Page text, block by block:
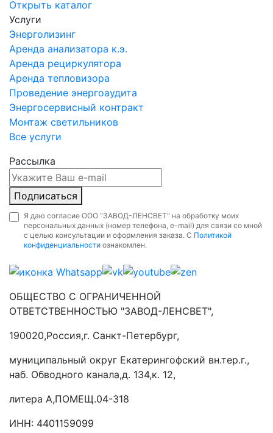
Открыть каталог
Услуги
Энерголизинг
Аренда анализатора к.э.
Аренда рециркулятора
Аренда тепловизора
Проведение энергоаудита
Энергосервисный контракт
Монтаж светильников
Все услуги
Рассылка
Подписаться
Я даю согласие ООО "ЗАВОД-ЛЕНСВЕТ" на обработку моих
персональных данных (номер телефона, e-mail) для связи со мной
с целью консультации и оформления заказа. С Политикой
конфиденциальности ознакомлен.
ОБЩЕСТВО С ОГРАНИЧЕННОЙ
ОТВЕТСТВЕННОСТЬЮ "ЗАВОД-ЛЕНСВЕТ",
190020,Россия,г. Санкт-Петербург,
муниципальный округ Екатерингофский вн.тер.г.,
наб. Обводного канала,д. 134,к. 12,
литера А,ПОМЕЩ.04-318
ИНН: 4401159099